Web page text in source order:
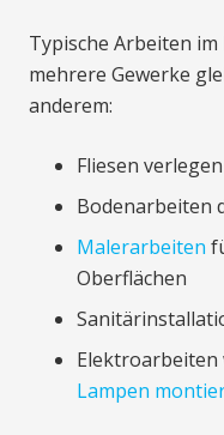
Typische Arbeiten
mehrere Gewerke
anderem:
Fliesen
Bodenarbeiten
Malerarbeiten
Oberflächen
Elektroarbeiten
Lampen